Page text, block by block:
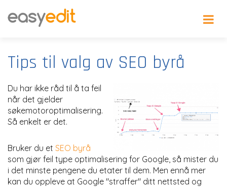
Tips til valg av SEO byrå
Du har ikke råd til å ta feil
når det gjelder
søkemotoroptimalisering.
Så enkelt er det.
Bruker du et SEO byrå
som gjør feil type optimalisering for Google, så mister du
i det minste pengene du etater til dem. Men ennå mer
kan du oppleve at Google "straffer" ditt nettsted og